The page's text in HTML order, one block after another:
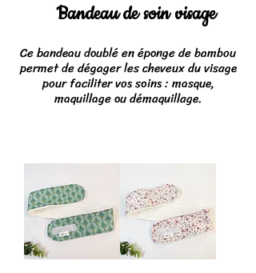
Bandeau de soin visage
Ce bandeau doublé en éponge de bambou
permet de dégager les cheveux du visage
pour faciliter vos soins : masque,
maquillage ou démaquillage.